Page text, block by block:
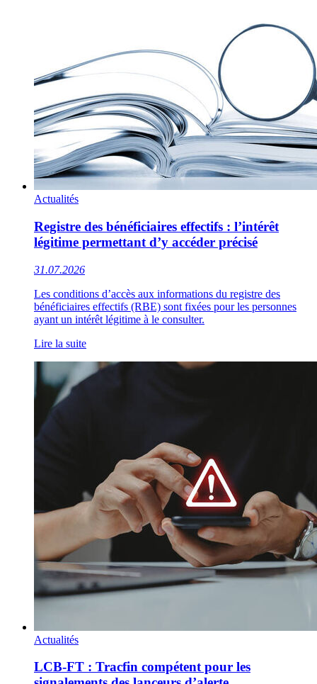
Actualités
Registre des bénéficiaires effectifs : l’intérêt
légitime permettant d’y accéder précisé
31.07.2026
Les conditions d’accès aux informations du registre des
bénéficiaires effectifs (RBE) sont fixées pour les personnes
ayant un intérêt légitime à le consulter.
Lire la suite
Actualités
LCB-FT : Tracfin compétent pour les